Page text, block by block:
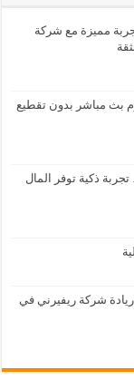
مميزة مع شركة
بث مباشر بدون تقطيع
ذكية توفر المال
ريادة شركة ريفيرني في